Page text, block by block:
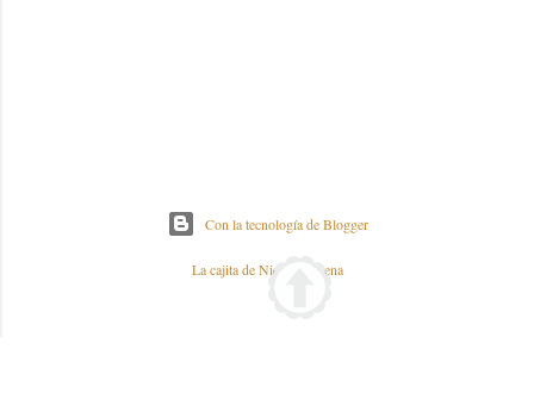
Con la tecnología de Blogger
La cajita de Nieves y Elena